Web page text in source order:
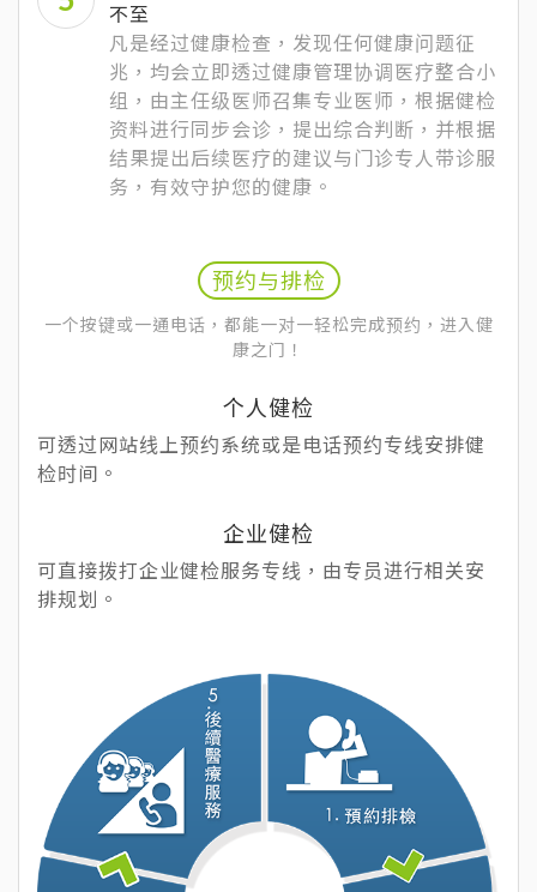
不至
凡是经过健康检查，发现任何健康问题征
兆，均会立即透过健康管理协调医疗整合小
组，由主任级医师召集专业医师，根据健检
资料进行同步会诊，提出综合判断，并根据
结果提出后续医疗的建议与门诊专人带诊服
务，有效守护您的健康。
预约与排检
个人健检
可透过网站线上预约系统或是电话预约专线安排健
检时间。
企业健检
可直接拨打企业健检服务专线，由专员进行相关安
排规划。